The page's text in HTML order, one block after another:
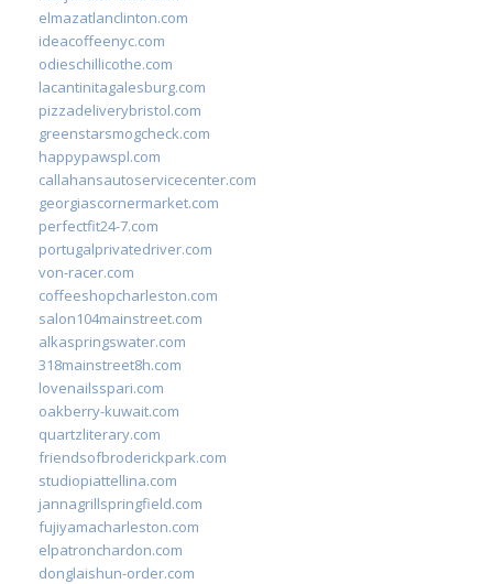
elmazatlanclinton.com
ideacoffeenyc.com
odieschillicothe.com
lacantinitagalesburg.com
pizzadeliverybristol.com
greenstarsmogcheck.com
happypawspl.com
callahansautoservicecenter.com
georgiascornermarket.com
perfectfit24-7.com
portugalprivatedriver.com
von-racer.com
coffeeshopcharleston.com
salon104mainstreet.com
alkaspringswater.com
318mainstreet8h.com
lovenailsspari.com
oakberry-kuwait.com
quartzliterary.com
friendsofbroderickpark.com
studiopiattellina.com
jannagrillspringfield.com
fujiyamacharleston.com
elpatronchardon.com
donglaishun-order.com